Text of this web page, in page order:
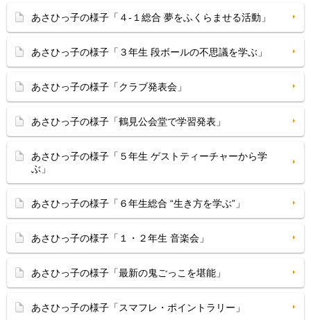
あさひっ子の様子「４-１総合 夢をふくらませる活動」
あさひっ子の様子「３年生 段ボールの不思議を学ぶ」
あさひっ子の様子「クラブ発表会」
あさひっ子の様子「鶴見公会堂で学習発表」
あさひっ子の様子「５年生 ゲストティーチャーから学
ぶ」
あさひっ子の様子「６年生総合 “生き方を学ぶ”」
あさひっ子の様子「１・２年生 音楽会」
あさひっ子の様子「最新の鬼ごっこを堪能」
あさひっ子の様子「スマフレ・ポイントラリー」